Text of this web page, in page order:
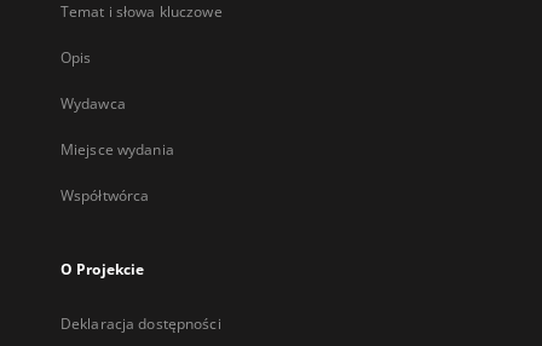
Temat i słowa kluczowe
Opis
Wydawca
Miejsce wydania
Współtwórca
O Projekcie
Deklaracja dostępności